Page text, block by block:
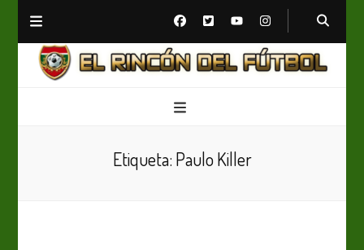
Etiqueta: Paulo Killer